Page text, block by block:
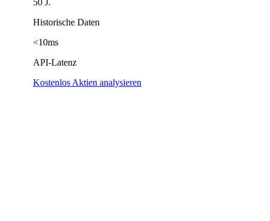
50 J.
Historische Daten
<10ms
API-Latenz
Kostenlos Aktien analysieren